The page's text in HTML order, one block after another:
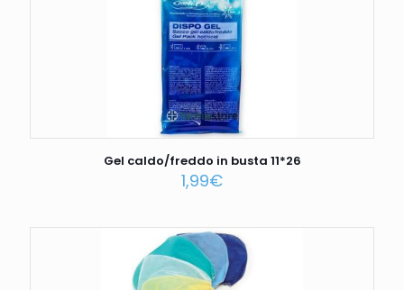
Gel caldo/freddo in busta 11*26
1,99€